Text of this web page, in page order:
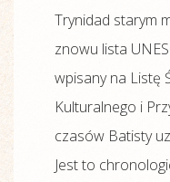
Trynidad starym
znowu lista
wpisany na Listę
Kulturalnego i
czasów Batisty
Jest to